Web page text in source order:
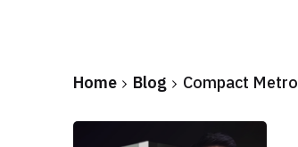
Home Blog Compact Metro